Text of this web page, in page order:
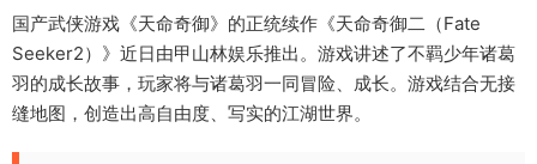
国产武侠游戏《天命奇御》的正统续作《天命奇御二（Fate
Seeker2）》近日由甲山林娱乐推出。游戏讲述了不羁少年诸葛
羽的成长故事，玩家将与诸葛羽一同冒险、成长。游戏结合无接
缝地图，创造出高自由度、写实的江湖世界。